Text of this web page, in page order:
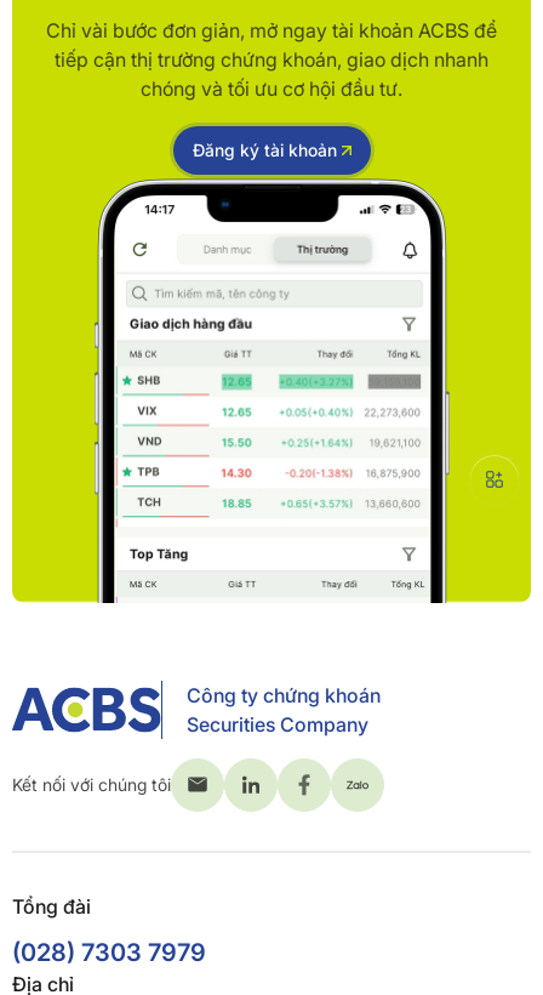
Chỉ vài bước đơn giản, mở ngay tài khoản ACBS để
tiếp cận thị trường chứng khoán, giao dịch nhanh
chóng và tối ưu cơ hội đầu tư.
Đăng ký tài khoản
Công ty chứng khoán
Securities Company
Kết nối với chúng tôi
Tổng đài
(028) 7303 7979
Địa chỉ